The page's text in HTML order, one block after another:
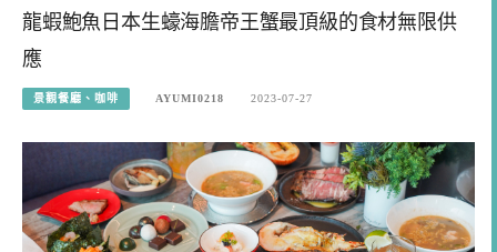
龍蝦鮑魚日本生蠔海膽帝王蟹最頂級的食材無限供
應
景觀餐廳、咖啡 AYUMI0218 2023-07-27